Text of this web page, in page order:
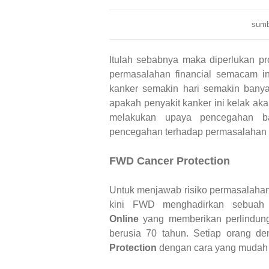
Itulah sebabnya maka diperlukan
permasalahan financial semacam
kanker semakin hari semakin
apakah penyakit kanker ini kelak
melakukan upaya pencegahan
pencegahan terhadap
FWD Cancer Protection
Untuk menjawab risiko
kini FWD menghadirkan
Online yang memberikan
berusia 70 tahun. Setiap orang
Protection dengan cara yang